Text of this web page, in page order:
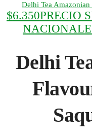
Delhi Tea
$6.350PRECIO
Delhi